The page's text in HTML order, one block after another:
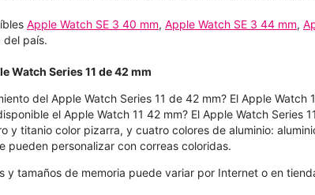
Apple Watch SE 3 40 mm, Apple Watch SE 3 44 mm,
del país.
Watch Series 11 de 42 mm
del Apple Watch Series 11 de 42 mm? El Apple
el Apple Watch 11 42 mm? El Apple Watch
y titanio color pizarra, y cuatro colores de aluminio:
pueden personalizar con correas coloridas.
y tamaños de memoria puede variar por Internet o en